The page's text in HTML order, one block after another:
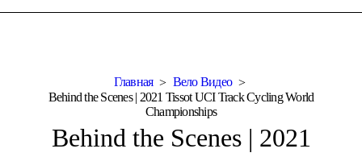
Главная
Вело Видео
Behind the Scenes | 2021 Tissot UCI Track Cycling World
Championships
Behind the Scenes | 2021